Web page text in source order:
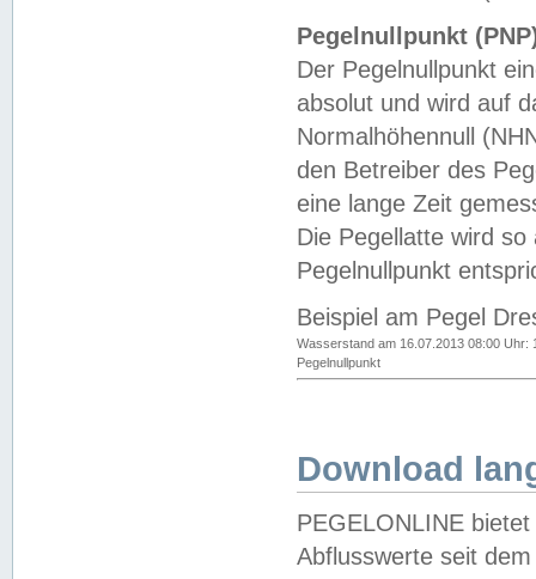
Pegelnullpunkt
Der Pegelnullpunkt
absolut und wird auf
Normalhöhennull
den Betreiber des
eine lange Zeit
Die Pegellatte wird
Pegelnullpunkt
Beispiel am Pegel
Wasserstand am 16.07.2013 08:00 Uhr:
Pegelnullpunkt
Download
PEGELONLINE
Abflusswerte seit